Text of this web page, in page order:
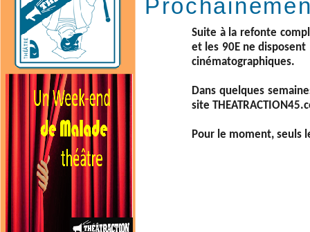
Suite à la refonte
et les 90E ne
cinématographiques.
Dans quelques
site
Pour le moment, seuls